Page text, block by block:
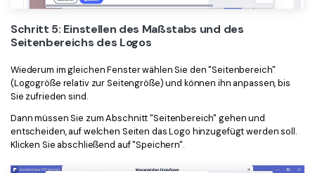
Schritt 5: Einstellen des Maßstabs und des
Seitenbereichs des Logos
Wiederum im gleichen Fenster wählen Sie den "Seitenbereich"
(Logogröße relativ zur Seitengröße) und können ihn anpassen, bis
Sie zufrieden sind.
Dann müssen Sie zum Abschnitt "Seitenbereich" gehen und
entscheiden, auf welchen Seiten das Logo hinzugefügt werden soll.
Klicken Sie abschließend auf "Speichern".